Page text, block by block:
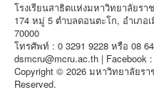
โรงเรียนสาธิตแห่งมหาวิทยาลัยร
174 หมู่ 5 ตำบลดอนตะโก, อำเภอ
70000
โทรศัพท์ : 0 3291 9228 หรือ 08
dsmcru@mcru.ac.th | Facebook
Copyright © 2026 มหาวิทยาลัยร
Reserved.